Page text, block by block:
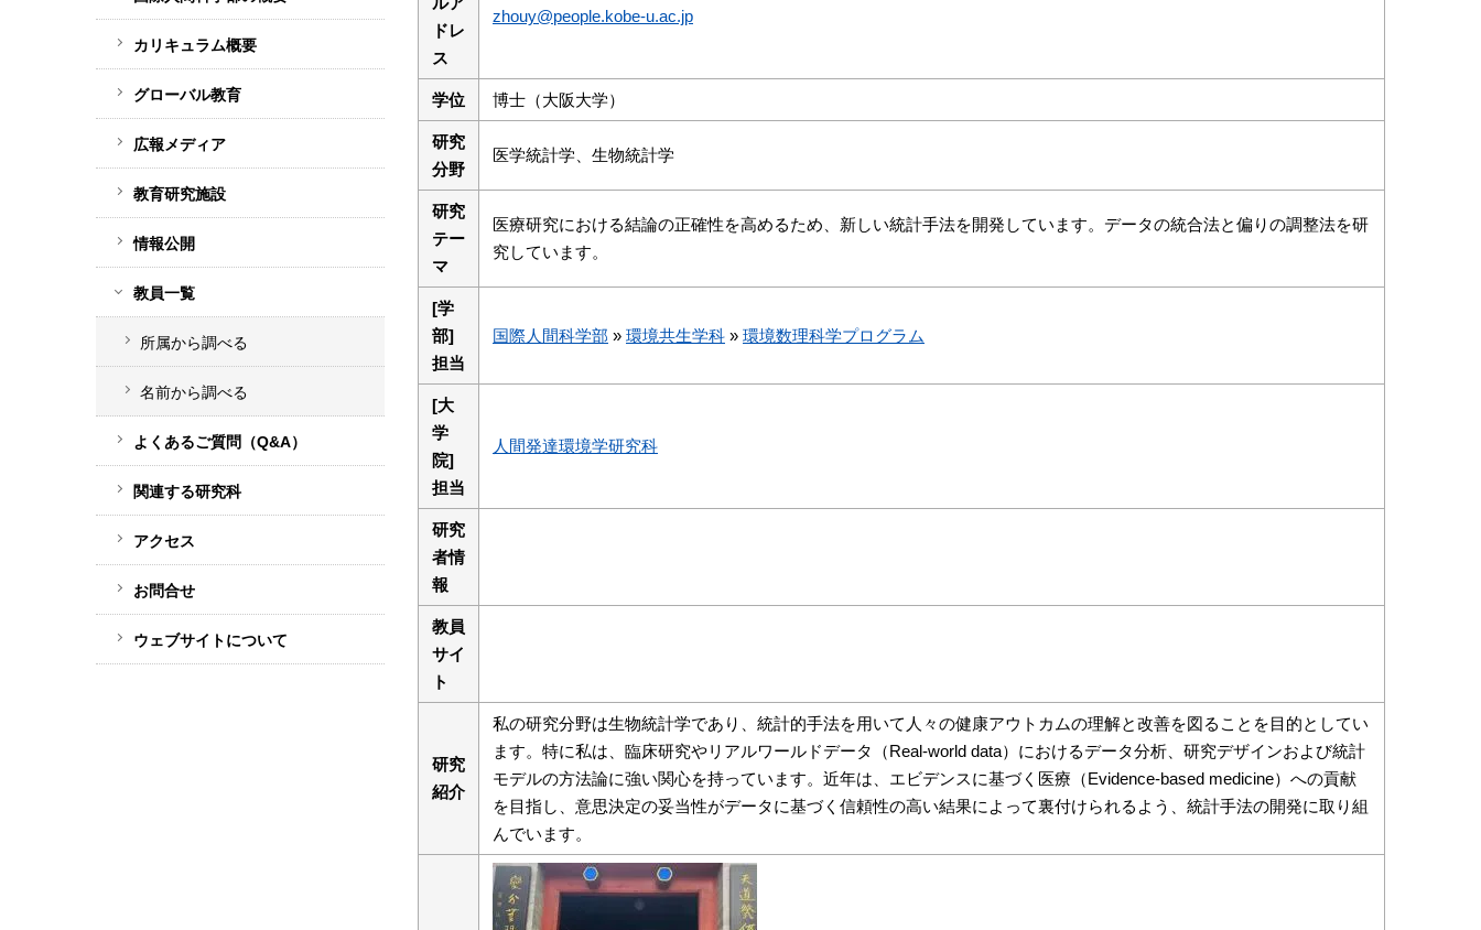
ドレ
ス
zhouy@people.kobe-u.ac.jp
学位 博士（大阪大学）
研究
分野
医学統計学、生物統計学
研究
テー
マ
医療研究における結論の正確性を高めるため、新しい統計手法を開発しています。データの統合法と偏りの調整法を研
究しています。
[学
部]
担当
国際人間科学部 » 環境共生学科 » 環境数理科学プログラム
[大
学
院]
担当
人間発達環境学研究科
研究
者情
報
教員
サイ
ト
研究
紹介
私の研究分野は生物統計学であり、統計的手法を用いて人々の健康アウトカムの理解と改善を図ることを目的としてい
ます。特に私は、臨床研究やリアルワールドデータ（Real-world data）におけるデータ分析、研究デザインおよび統計
モデルの方法論に強い関心を持っています。近年は、エビデンスに基づく医療（Evidence-based medicine）への貢献
を目指し、意思決定の妥当性がデータに基づく信頼性の高い結果によって裏付けられるよう、統計手法の開発に取り組
んでいます。
メ
ニ
ュ
ー
カリキュラム概要
グローバル教育
広報メディア
教育研究施設
情報公開
教員一覧
所属から調べる
名前から調べる
よくあるご質問（Q&A）
関連する研究科
アクセス
お問合せ
ウェブサイトについて